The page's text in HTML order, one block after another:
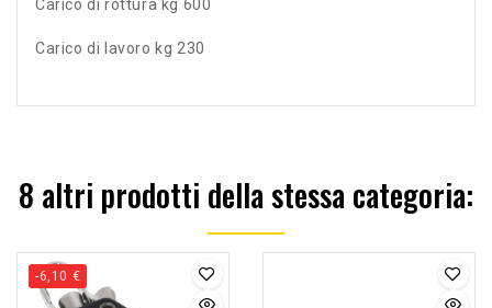
Carico di rottura kg 600
Carico di lavoro kg 230
8 altri prodotti della stessa categoria:
-6,10 €